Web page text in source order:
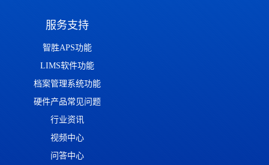
服务支持
智胜APS功能
LIMS软件功能
档案管理系统功能
硬件产品常见问题
行业资讯
视频中心
问答中心